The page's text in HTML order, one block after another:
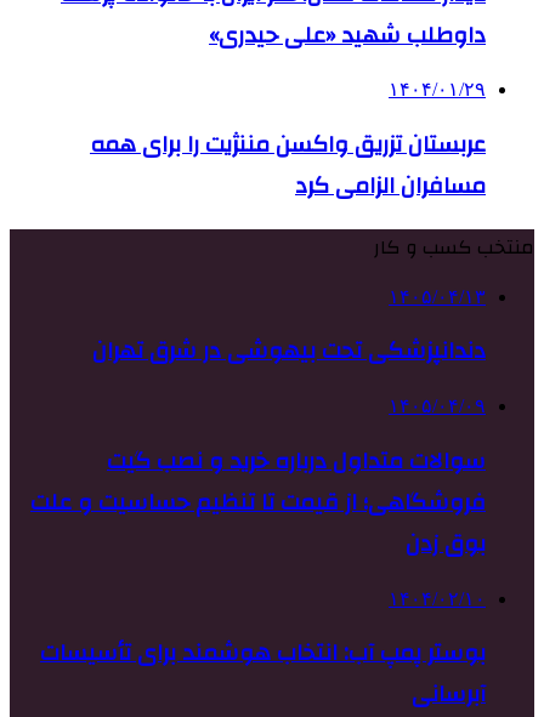
داوطلب شهید «علی حیدری»
۱۴۰۴/۰۱/۲۹
عربستان تزریق واکسن مننژیت را برای همه
مسافران الزامی کرد
منتخب کسب و کار
۱۴۰۵/۰۴/۱۳
دندانپزشکی تحت بیهوشی در شرق تهران
۱۴۰۵/۰۴/۰۹
سوالات متداول درباره خرید و نصب گیت
فروشگاهی؛ از قیمت تا تنظیم حساسیت و علت
بوق زدن
۱۴۰۴/۰۲/۱۰
بوستر پمپ آب: انتخاب هوشمند برای تأسیسات
آبرسانی